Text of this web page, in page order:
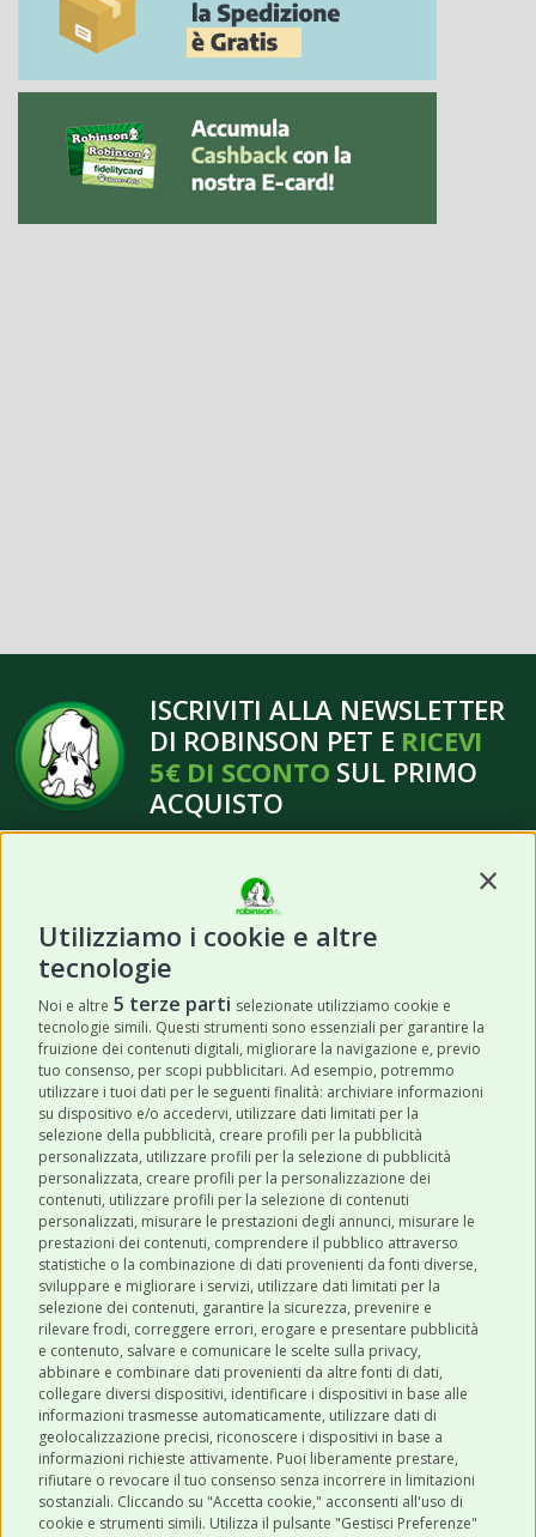
Utilizziamo i cookie e altre
tecnologie
Noi e altre 5 terze parti selezionate utilizziamo cookie e
tecnologie simili. Questi strumenti sono essenziali per garantire la
fruizione dei contenuti digitali, migliorare la navigazione e, previo
tuo consenso, per scopi pubblicitari. Ad esempio, potremmo
utilizzare i tuoi dati per le seguenti finalità: archiviare informazioni
su dispositivo e/o accedervi, utilizzare dati limitati per la
selezione della pubblicità, creare profili per la pubblicità
personalizzata, utilizzare profili per la selezione di pubblicità
personalizzata, creare profili per la personalizzazione dei
contenuti, utilizzare profili per la selezione di contenuti
personalizzati, misurare le prestazioni degli annunci, misurare le
prestazioni dei contenuti, comprendere il pubblico attraverso
statistiche o la combinazione di dati provenienti da fonti diverse,
sviluppare e migliorare i servizi, utilizzare dati limitati per la
selezione dei contenuti, garantire la sicurezza, prevenire e
rilevare frodi, correggere errori, erogare e presentare pubblicità
e contenuto, salvare e comunicare le scelte sulla privacy,
abbinare e combinare dati provenienti da altre fonti di dati,
collegare diversi dispositivi, identificare i dispositivi in base alle
informazioni trasmesse automaticamente, utilizzare dati di
geolocalizzazione precisi, riconoscere i dispositivi in base a
informazioni richieste attivamente. Puoi liberamente prestare,
rifiutare o revocare il tuo consenso senza incorrere in limitazioni
sostanziali. Cliccando su "Accetta cookie," acconsenti all'uso di
cookie e strumenti simili. Utilizza il pulsante "Gestisci Preferenze"
ISCRIVITI ALLA NEWSLETTER
DI ROBINSON PET E RICEVI
5€ DI SCONTO SUL PRIMO
ACQUISTO
Acconsento a ricevere newsletter,
aggiornamenti e offerte promozionali da
Robinson Pet Shop tramite email.*
ULTIMI POST
CATEGORIE
SHOP ONLINE
CONTATTI
0543 096850